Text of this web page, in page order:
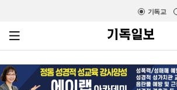
기독교